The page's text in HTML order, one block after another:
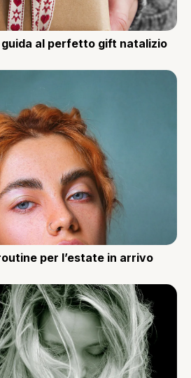
guida al perfetto gift natalizio
per l’estate in arrivo